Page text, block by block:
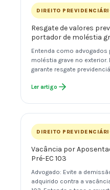
DIREITO
Resgate de valores
portador de moléstia
Entenda como
moléstia grave no
garante resgate
Ler artigo
DIREITO
Vacância por
Pré-EC 103
Advogado: Evite a
adquirido contra a